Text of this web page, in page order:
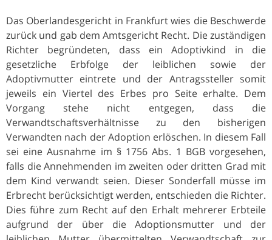
Das Oberlandesgericht in Frankfurt wies die Beschwerde
zurück und gab dem Amtsgericht Recht. Die zuständigen
Richter begründeten, dass ein Adoptivkind in die
gesetzliche Erbfolge der leiblichen sowie der
Adoptivmutter eintrete und der Antragssteller somit
jeweils ein Viertel des Erbes pro Seite erhalte. Dem
Vorgang stehe nicht entgegen, dass die
Verwandtschaftsverhältnisse zu den bisherigen
Verwandten nach der Adoption erlöschen. In diesem Fall
sei eine Ausnahme im § 1756 Abs. 1 BGB vorgesehen,
falls die Annehmenden im zweiten oder dritten Grad mit
dem Kind verwandt seien. Dieser Sonderfall müsse im
Erbrecht berücksichtigt werden, entschieden die Richter.
Dies führe zum Recht auf den Erhalt mehrerer Erbteile
aufgrund der über die Adoptionsmutter und der